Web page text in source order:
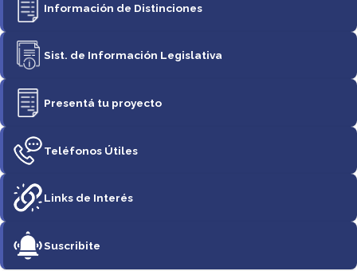
Información de Distinciones
Sist. de Información Legislativa
Presentá tu proyecto
Teléfonos Útiles
Links de Interés
Suscribite